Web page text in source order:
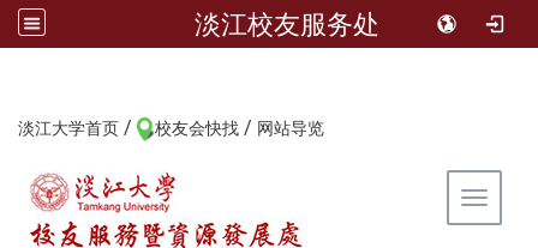
淡江校友服务处
淡江大学首页 / 校友会快找 / 网站导览
Toggle